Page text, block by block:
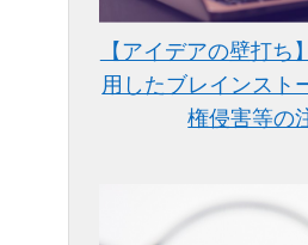
【アイデアの壁打ち
用したブレインスト
権侵害等の